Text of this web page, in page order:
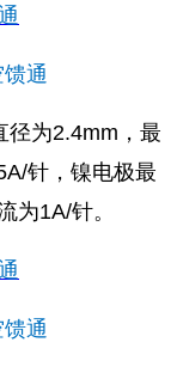
径为2.4mm，最
针，镍电极最
为1A/针。